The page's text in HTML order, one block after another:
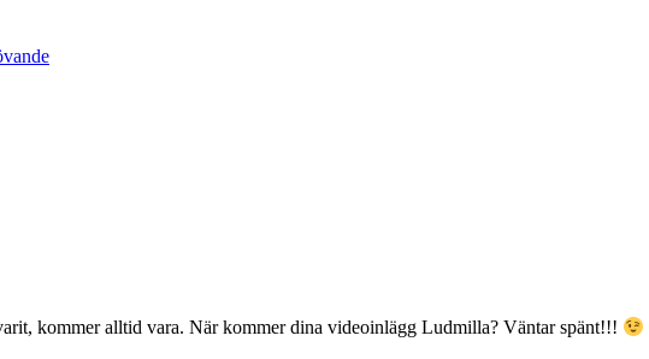
kommer alltid vara. När kommer dina videoinlägg Ludmilla? Väntar spänt!!!